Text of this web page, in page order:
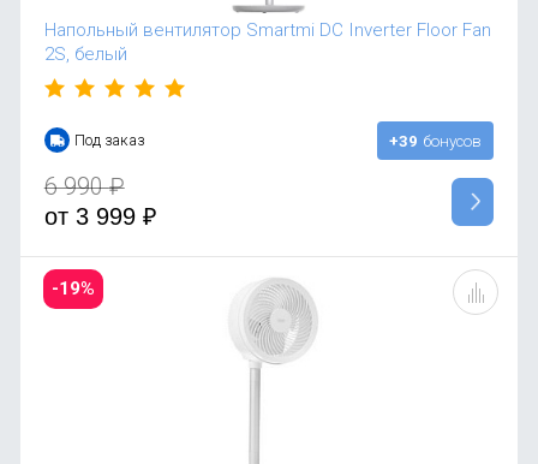
Напольный вентилятор Smartmi DC Inverter Floor Fan
2S, белый
Под заказ +39 бонусов
от3 999 ₽
6 990₽
-19%